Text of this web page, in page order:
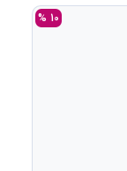
10 %